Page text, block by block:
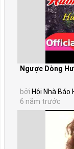
Ngược Dòng
bởi Hội Nhà Báo
6 năm trước